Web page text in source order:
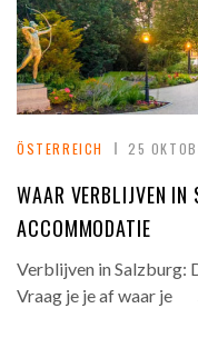
ÖSTERREICH 25
WAAR VERBLIJVEN
ACCOMMODATIE
Verblijven in Salzburg:
Vraag je je af waar je